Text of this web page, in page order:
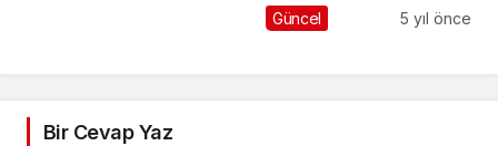
YAPILDI
Güncel 5 yıl önce
Bir Cevap Yaz